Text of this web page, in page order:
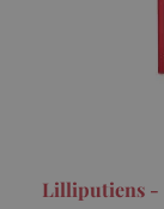
Lilliputiens -